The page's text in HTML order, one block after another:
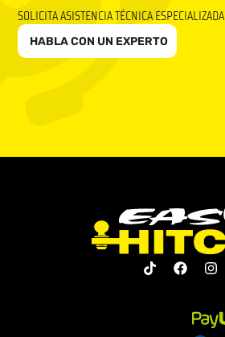
SOLICITA ASISTENCIA TÉCNICA ESPECIALIZADA
HABLA CON UN EXPERTO